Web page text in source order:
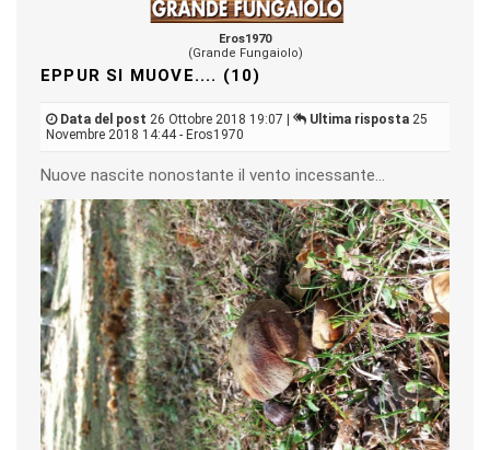
Eros1970
(Grande Fungaiolo)
EPPUR SI MUOVE.... (10)
Data del post 26 Ottobre 2018 19:07 | Ultima risposta 25
Novembre 2018 14:44 - Eros1970
Nuove nascite nonostante il vento incessante...